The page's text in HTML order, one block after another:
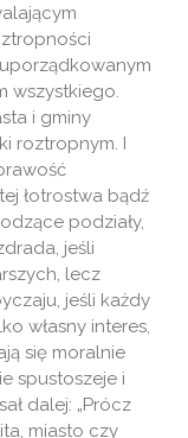
wszystkiego.
i gminy
roztropnym. I
łotrostwa bądź
podziały,
jeśli
lecz
jeśli każdy
własny interes,
się moralnie
spustoszeje i
dalej: „Prócz
miasto czy